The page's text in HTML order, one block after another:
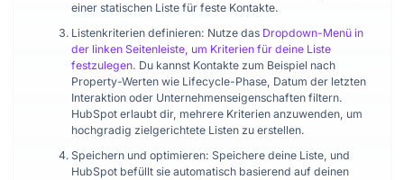
einer statischen Liste für feste Kontakte.
Listenkriterien definieren: Nutze das Dropdown-Menü in
der linken Seitenleiste, um Kriterien für deine Liste
festzulegen. Du kannst Kontakte zum Beispiel nach
Property-Werten wie Lifecycle-Phase, Datum der letzten
Interaktion oder Unternehmenseigenschaften filtern.
HubSpot erlaubt dir, mehrere Kriterien anzuwenden, um
hochgradig zielgerichtete Listen zu erstellen.
Speichern und optimieren: Speichere deine Liste, und
HubSpot befüllt sie automatisch basierend auf deinen